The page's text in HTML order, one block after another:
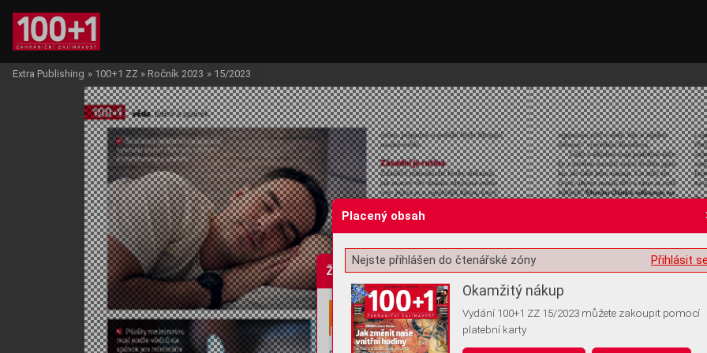
Žádost o souhlas s ukládáním volitelných informací
Extra Publishing » 100+1 ZZ » Ročník 2023 » 15/2023
Placený obsah
Přihlásit
Nejste přihlášen do čtenářské zóny
Okamžitý nákup
Vydání 100+1 ZZ 15/2023 můžete zakoupit pomocí
platební karty